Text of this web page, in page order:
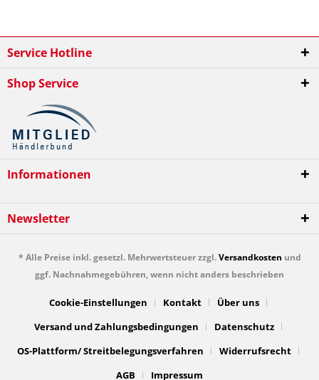
Service Hotline
Shop Service
Informationen
Newsletter
* Alle Preise inkl. gesetzl. Mehrwertsteuer zzgl.Versandkosten und
ggf. Nachnahmegebühren, wenn nicht anders beschrieben
Cookie-Einstellungen Kontakt
Über uns
Versand und Zahlungsbedingungen
Datenschutz
OS-Plattform/ Streitbelegungsverfahren
Widerrufsrecht
AGB
Impressum